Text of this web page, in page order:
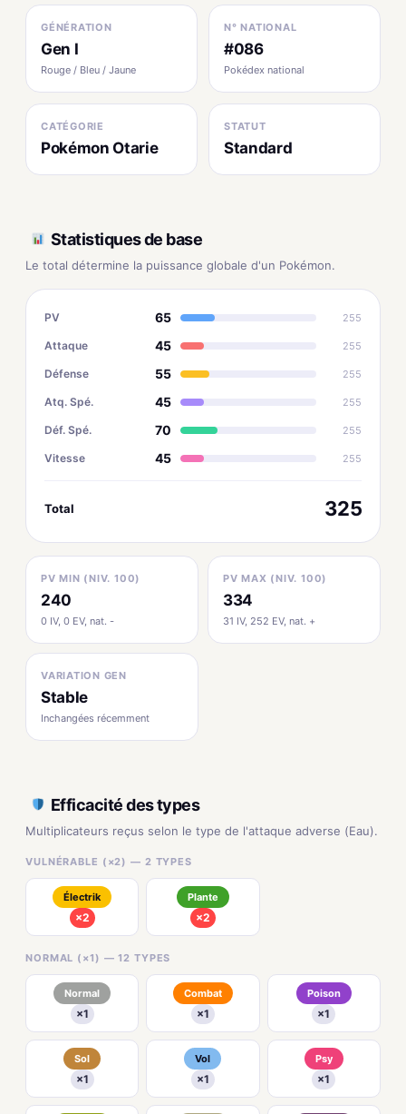
GÉNÉRATION
Gen I
Rouge / Bleu / Jaune
N° NATIONAL
#086
Pokédex national
CATÉGORIE
Pokémon Otarie
STATUT
Standard
Statistiques de base
Le total détermine la puissance globale d'un Pokémon.
PV 65 255
Attaque 45 255
Défense 55 255
Atq. Spé. 45 255
Déf. Spé. 70 255
Vitesse 45 255
Total 325
PV MIN (NIV. 100)
240
0 IV, 0 EV, nat. -
PV MAX (NIV. 100)
334
31 IV, 252 EV, nat. +
VARIATION GEN
Stable
Inchangées récemment
Efficacité des types
Multiplicateurs reçus selon le type de l'attaque adverse (Eau).
VULNÉRABLE (×2) — 2 TYPES
Électrik
×2
Plante
×2
NORMAL (×1) — 12 TYPES
Normal
×1
Combat
×1
Poison
×1
Sol
×1
Vol
×1
Psy
×1